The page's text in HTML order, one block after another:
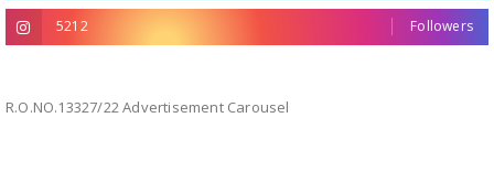
5212 Followers
R.O.NO.13327/22 Advertisement Carousel